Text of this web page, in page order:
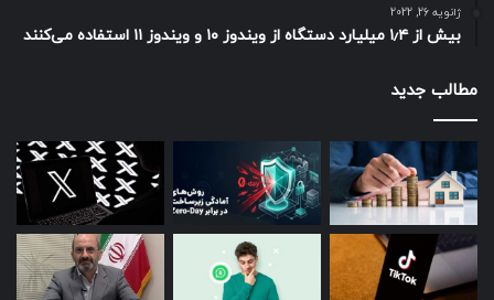
ژانویه 26, 2022
بیش از ۱٫۴ میلیارد دستگاه از ویندوز ۱۰ و ویندوز ۱۱ استفاده می‌کنند
مطالب جدید